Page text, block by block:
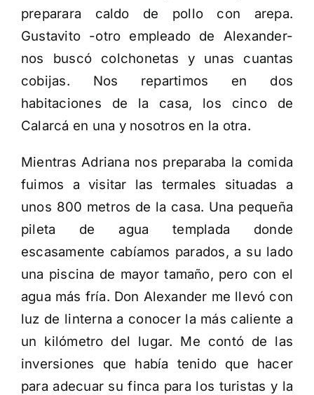
preparara caldo de pollo con arepa.
Gustavito -otro empleado de Alexander-
nos buscó colchonetas y unas cuantas
cobijas. Nos repartimos en dos
habitaciones de la casa, los cinco de
Calarcá en una y nosotros en la otra.
Mientras Adriana nos preparaba la comida
fuimos a visitar las termales situadas a
unos 800 metros de la casa. Una pequeña
pileta de agua templada donde
escasamente cabíamos parados, a su lado
una piscina de mayor tamaño, pero con el
agua más fría. Don Alexander me llevó con
luz de linterna a conocer la más caliente a
un kilómetro del lugar. Me contó de las
inversiones que había tenido que hacer
para adecuar su finca para los turistas y la